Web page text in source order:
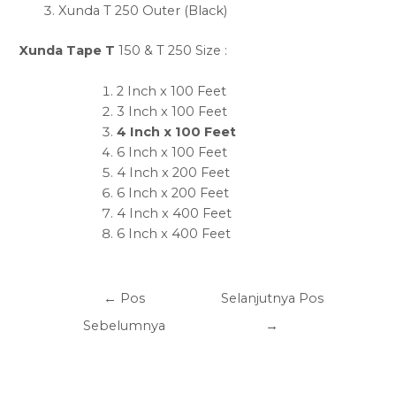
Xunda T 250 Outer (Black)
Xunda Tape T 150 & T 250 Size :
2 Inch x 100 Feet
3 Inch x 100 Feet
4 Inch x 100 Feet
6 Inch x 100 Feet
4 Inch x 200 Feet
6 Inch x 200 Feet
4 Inch x 400 Feet
6 Inch x 400 Feet
← Pos
Sebelumnya
Selanjutnya Pos
→